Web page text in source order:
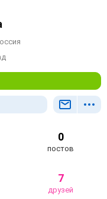
0
постов
7
друзей